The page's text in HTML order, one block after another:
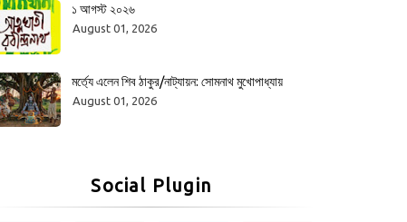
১ আগস্ট ২০২৬
August 01, 2026
মর্ত্যে এলেন শিব ঠাকুর/নাট্যায়ন: সোমনাথ মুখোপাধ্যায়
August 01, 2026
Social Plugin